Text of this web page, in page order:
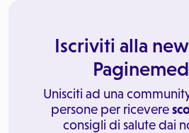
Iscriviti alla
Unisciti ad una
persone per ricevere
consigli di salute dai